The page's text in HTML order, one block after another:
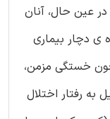
در عین حال، آنان
ی دچار بیماری
خستگی مزمن،
به رفتار اختلال